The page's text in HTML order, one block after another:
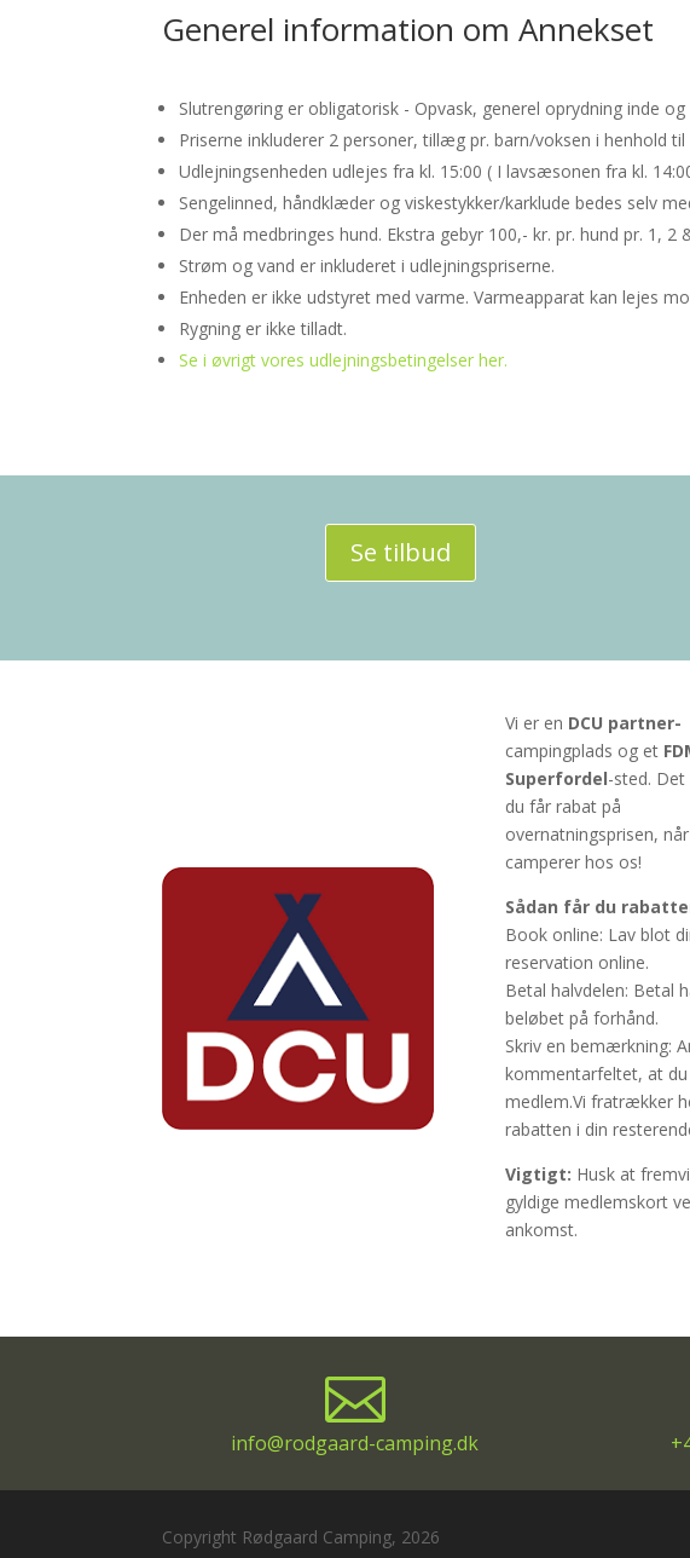
Generel information om Annekset
Slutrengøring er obligatorisk - Opvask, generel oprydning inde
Priserne inkluderer 2 personer, tillæg pr. barn/voksen i henhold
Udlejningsenheden udlejes fra kl. 15:00 ( I lavsæsonen fra kl.
Sengelinned, håndklæder og viskestykker/karklude bedes selv
Der må medbringes hund. Ekstra gebyr 100,- kr. pr. hund pr. 1, 2
Strøm og vand er inkluderet i udlejningspriserne.
Enheden er ikke udstyret med varme. Varmeapparat kan lejes
Rygning er ikke tilladt.
Se i øvrigt vores udlejningsbetingelser her.
Se tilbud
Vi er en DCU partner-
campingplads og et
Superfordel-sted.
du får rabat på
overnatningsprisen,
camperer hos os!
Sådan får du
Book online: Lav blot
reservation online.
Betal halvdelen: Betal
beløbet på forhånd.
Skriv en bemærkning:
kommentarfeltet, at
medlem.Vi fratrækker
rabatten i din
Vigtigt: Husk at
gyldige medlemskort
ankomst.

info@rodgaard-camping.dk
Copyright Rødgaard Camping, 2026